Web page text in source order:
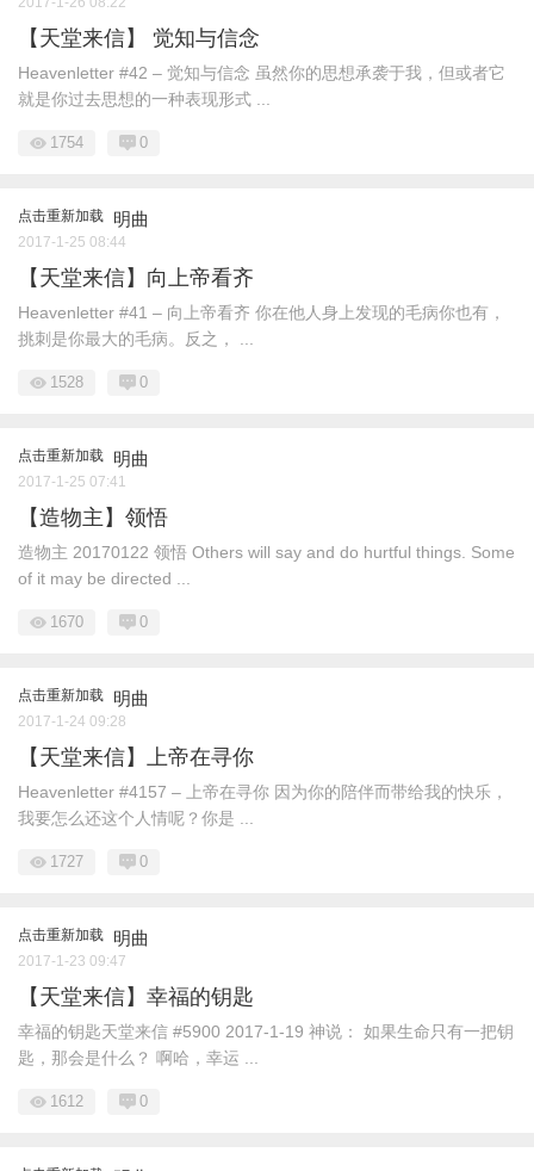
【天堂来信】 觉知与信念
Heavenletter #42 – 觉知与信念 虽然你的思想承袭于我，但或者它
就是你过去思想的一种表现形式 ...
1754 0
点击重新加载 明曲
2017-1-25 08:44
【天堂来信】向上帝看齐
Heavenletter #41 – 向上帝看齐 你在他人身上发现的毛病你也有，
挑刺是你最大的毛病。反之， ...
1528 0
点击重新加载 明曲
2017-1-25 07:41
【造物主】领悟
造物主 20170122 领悟 Others will say and do hurtful things. Some
of it may be directed ...
1670 0
点击重新加载 明曲
2017-1-24 09:28
【天堂来信】上帝在寻你
Heavenletter #4157 – 上帝在寻你 因为你的陪伴而带给我的快乐，
我要怎么还这个人情呢？你是 ...
1727 0
点击重新加载 明曲
2017-1-23 09:47
【天堂来信】幸福的钥匙
幸福的钥匙天堂来信 #5900 2017-1-19 神说： 如果生命只有一把钥
匙，那会是什么？ 啊哈，幸运 ...
1612 0